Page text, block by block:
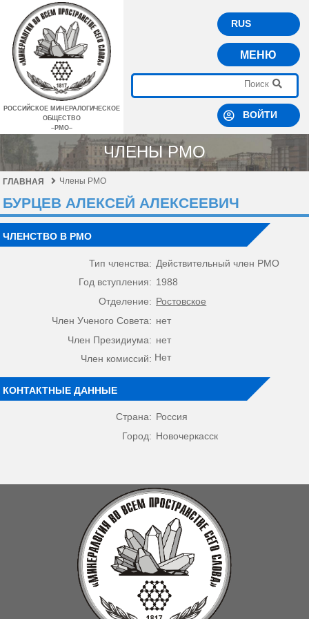
РОССИЙСКОЕ МИНЕРАЛОГИЧЕСКОЕ
ОБЩЕСТВО
–РМО–
RUS
МЕНЮ
ВОЙТИ
ЧЛЕНЫ РМО
ГЛАВНАЯ Члены РМО
БУРЦЕВ АЛЕКСЕЙ АЛЕКСЕЕВИЧ
ЧЛЕНСТВО В РМО
Тип членства: Действительный член РМО
Год вступления: 1988
Отделение: Ростовское
Член Ученого Совета: нет
Член Президиума: нет
Член комиссий: Нет
КОНТАКТНЫЕ ДАННЫЕ
Страна: Россия
Город: Новочеркасск